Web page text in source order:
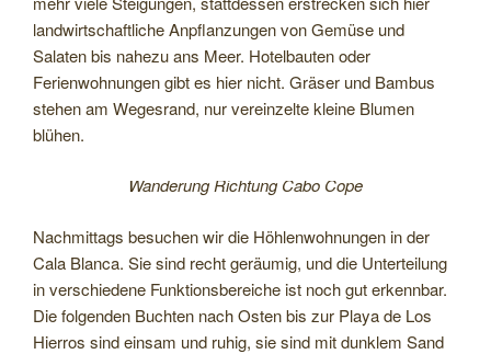
landwirtschaftliche Anpflanzungen von Gemüse und
Salaten bis nahezu ans Meer. Hotelbauten oder
Ferienwohnungen gibt es hier nicht. Gräser und Bambus
stehen am Wegesrand, nur vereinzelte kleine Blumen
blühen.
Wanderung Richtung Cabo Cope
Nachmittags besuchen wir die Höhlenwohnungen in der
Cala Blanca. Sie sind recht geräumig, und die Unterteilung
in verschiedene Funktionsbereiche ist noch gut erkennbar.
Die folgenden Buchten nach Osten bis zur Playa de Los
Hierros sind einsam und ruhig, sie sind mit dunklem Sand